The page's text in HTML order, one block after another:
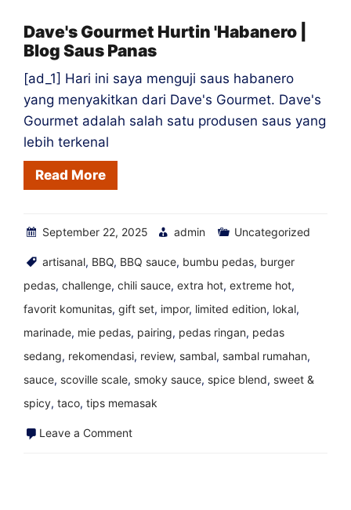
yang
baik
debu
cabai
Panas
Dave's Gourmet Hurtin 'Habanero |
Blog Saus Panas
[ad_1] Hari ini saya menguji saus habanero
yang menyakitkan dari Dave's Gourmet. Dave's
Gourmet adalah salah satu produsen saus yang
lebih terkenal
Read More
September 22, 2025 admin Uncategorized
artisanal, BBQ, BBQ sauce, bumbu pedas, burger
pedas, challenge, chili sauce, extra hot, extreme hot,
favorit komunitas, gift set, impor, limited edition, lokal,
marinade, mie pedas, pairing, pedas ringan, pedas
sedang, rekomendasi, review, sambal, sambal rumahan,
sauce, scoville scale, smoky sauce, spice blend, sweet &
spicy, taco, tips memasak
Leave a Commenton